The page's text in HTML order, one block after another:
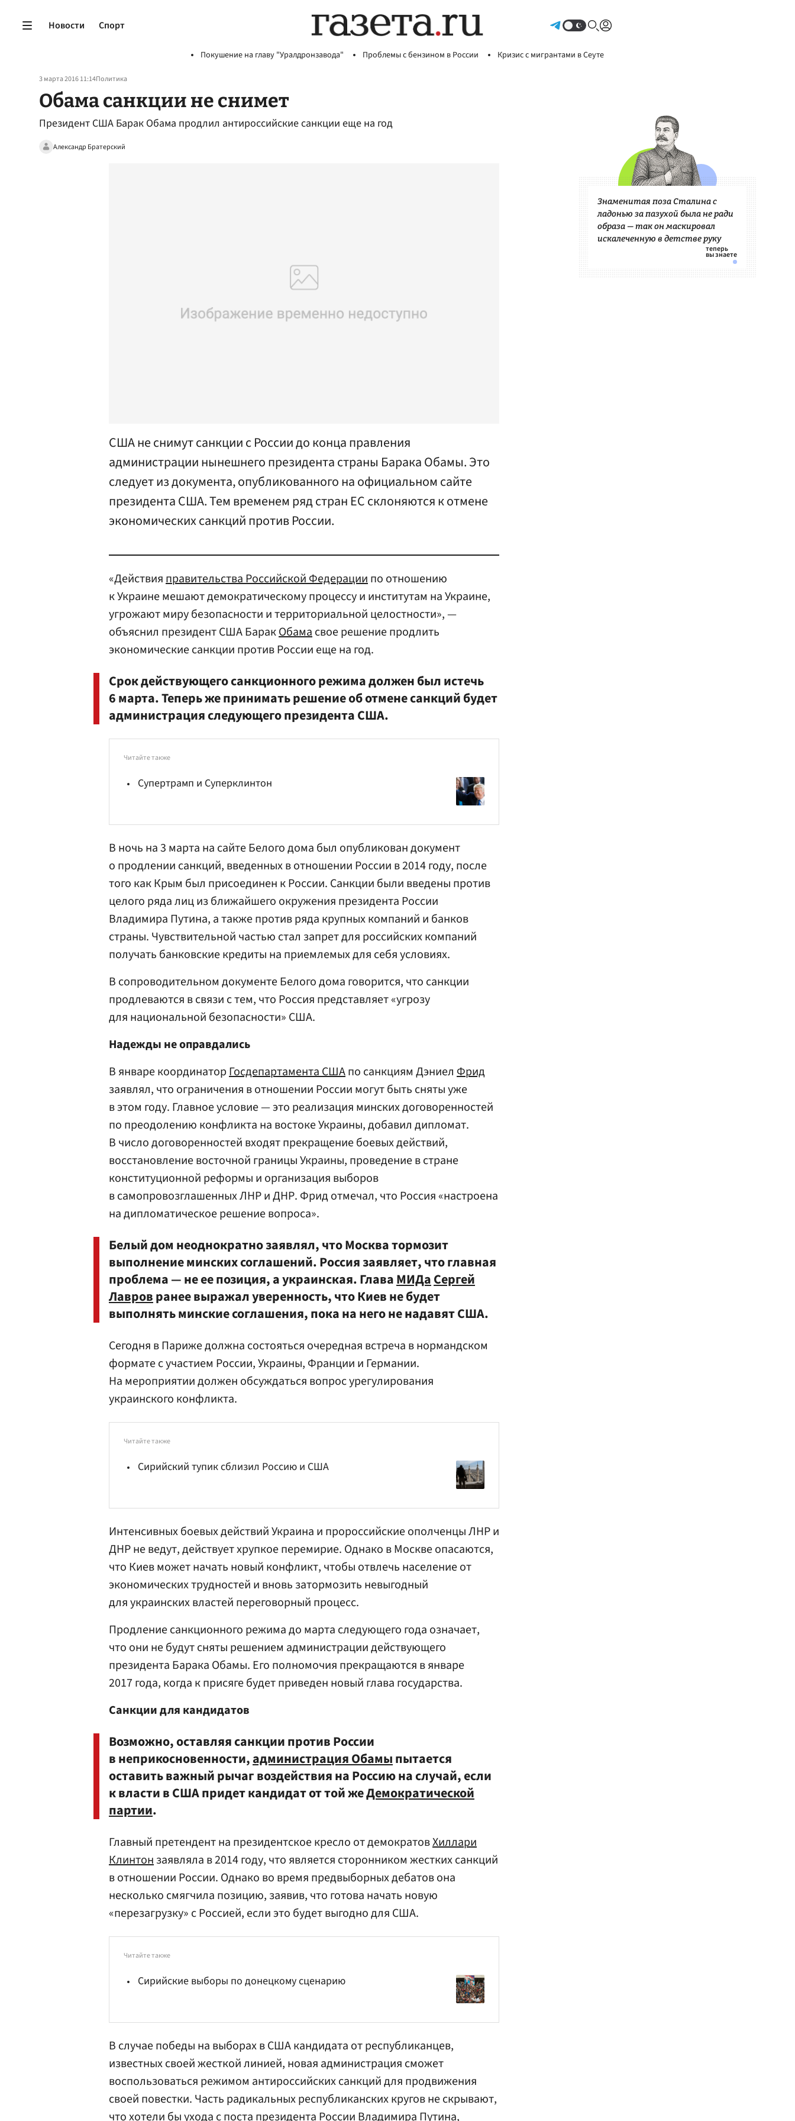
Новости Спорт
Покушение на главу "Уралдронзавода" Проблемы с бензином в России Кризис с мигрантами в Сеуте
3 марта 2016 11:14Политика
Обама санкции не снимет
Президент США Барак Обама продлил антироссийские санкции еще на год
Александр Братерский
США не снимут санкции с России до конца правления
администрации нынешнего президента страны Барака Обамы. Это
следует из документа, опубликованного на официальном сайте
президента США. Тем временем ряд стран ЕС склоняются к отмене
экономических санкций против России.
«Действияправительства Российской Федерациипо отношению
к Украине мешают демократическому процессу и институтам на Украине,
угрожают миру безопасности и территориальной целостности», —
объяснил президент США БаракОбамасвое решение продлить
экономические санкции против России еще на год.
Срок действующего санкционного режима должен был истечь
6 марта. Теперь же принимать решение об отмене санкций будет
администрация следующего президента США.
Читайте также
Супертрамп и Суперклинтон
В ночь на 3 марта на сайте Белого дома был опубликован документ
о продлении санкций, введенных в отношении России в 2014 году, после
того как Крым был присоединен к России. Санкции были введены против
целого ряда лиц из ближайшего окружения президента России
Владимира Путина, а также против ряда крупных компаний и банков
страны. Чувствительной частью стал запрет для российских компаний
получать банковские кредиты на приемлемых для себя условиях.
В сопроводительном документе Белого дома говорится, что санкции
продлеваются в связи с тем, что Россия представляет «угрозу
для национальной безопасности» США.
Надежды не оправдались
В январе координаторГосдепартамента СШАпо санкциям Дэниел Фрид
заявлял, что ограничения в отношении России могут быть сняты уже
в этом году. Главное условие — это реализация минских договоренностей
по преодолению конфликта на востоке Украины, добавил дипломат.
В число договоренностей входят прекращение боевых действий,
восстановление восточной границы Украины, проведение в стране
конституционной реформы и организация выборов
в самопровозглашенных ЛНР и ДНР. Фрид отмечал, что Россия «настроена
на дипломатическое решение вопроса».
Белый дом неоднократно заявлял, что Москва тормозит
выполнение минских соглашений. Россия заявляет, что главная
проблема — не ее позиция, а украинская. ГлаваМИДаСергей
Лавровранее выражал уверенность, что Киев не будет
выполнять минские соглашения, пока на него не надавят США.
Сегодня в Париже должна состояться очередная встреча в нормандском
формате с участием России, Украины, Франции и Германии.
На мероприятии должен обсуждаться вопрос урегулирования
украинского конфликта.
Читайте также
Сирийский тупик сблизил Россию и США
Интенсивных боевых действий Украина и пророссийские ополченцы ЛНР и
ДНР не ведут, действует хрупкое перемирие. Однако в Москве опасаются,
что Киев может начать новый конфликт, чтобы отвлечь население от
экономических трудностей и вновь затормозить невыгодный
для украинских властей переговорный процесс.
Продление санкционного режима до марта следующего года означает,
что они не будут сняты решением администрации действующего
президента Барака Обамы. Его полномочия прекращаются в январе
2017 года, когда к присяге будет приведен новый глава государства.
Санкции для кандидатов
Возможно, оставляя санкции против России
в неприкосновенности,администрация Обамыпытается
оставить важный рычаг воздействия на Россию на случай, если
к власти в США придет кандидат от той жеДемократической
партии.
Главный претендент на президентское кресло от демократовХиллари
Клинтонзаявляла в 2014 году, что является сторонником жестких санкций
в отношении России. Однако во время предвыборных дебатов она
несколько смягчила позицию, заявив, что готова начать новую
«перезагрузку» с Россией, если это будет выгодно для США.
Читайте также
Сирийские выборы по донецкому сценарию
В случае победы на выборах в США кандидата от республиканцев,
известных своей жесткой линией, новая администрация сможет
воспользоваться режимом антироссийских санкций для продвижения
своей повестки. Часть радикальных республиканских кругов не скрывают,
что хотели бы ухода с поста президента России Владимира Путина,
Знаменитая поза Сталина с
ладонью за пазухой была не ради
образа — так он маскировал
искалеченную в детстве руку